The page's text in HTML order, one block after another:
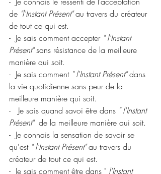
de "l'Instant Présent" au travers du créateur
de tout ce qui est.
-  Je sais comment accepter " l'Instant
Présent" sans résistance de la meilleure
manière qui soit.
-  Je sais comment " l'Instant Présent" dans
la vie quotidienne sans peur de la
meilleure manière qui soit.
-   Je sais quand savoi être dans " l'Instant
Présent" de la meilleure manière qui soit.
-  Je connais la sensation de savoir se
qu'est " l'Instant Présent" au travers du
créateur de tout ce qui est.
-  Je sais comment être dans " l'Instant